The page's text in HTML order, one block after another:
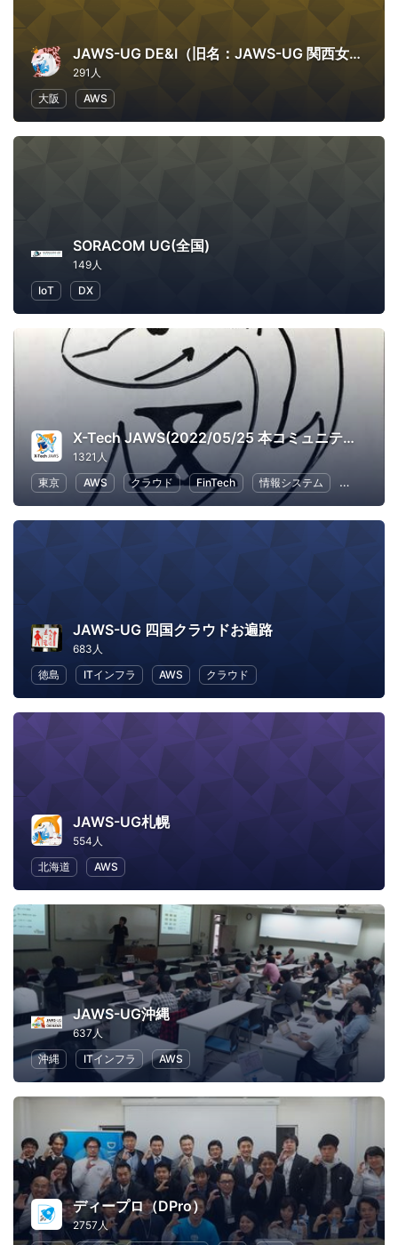
JAWS-UG DE&I（旧名：JAWS-UG 関西女子会）
291人
大阪
AWS
SORACOM UG(全国)
149人
IoT
DX
X-Tech JAWS(2022/05/25 本コミュニティはクローズしました。いままでご参加ありがとうございました。)
1321人
東京
AWS クラウド FinTech 情報システム ビジネス
JAWS-UG 四国クラウドお遍路
683人
徳島
ITインフラ AWS クラウド
JAWS-UG札幌
554人
北海道
AWS
JAWS-UG沖縄
637人
沖縄
ITインフラ AWS
ディープロ（DPro）
2757人